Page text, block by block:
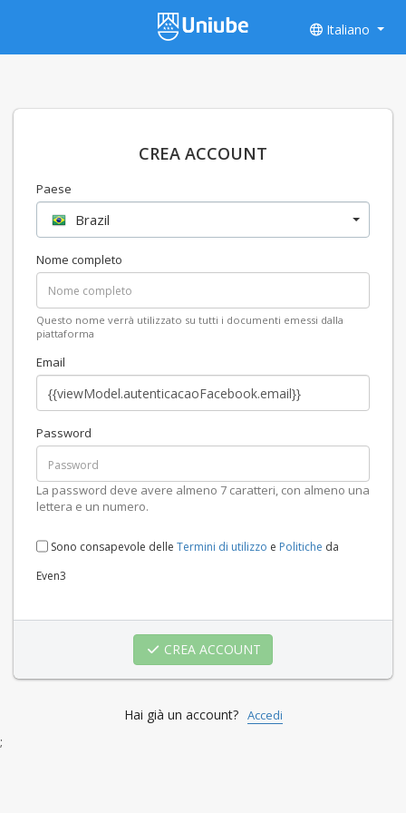
Italiano
CREA ACCOUNT
Paese
Brazil
Nome completo
Questo nome verrà utilizzato su tutti i documenti emessi dalla
piattaforma
Email
Password
La password deve avere almeno 7 caratteri, con almeno una
lettera e un numero.
Sono consapevole delle Termini di utilizzo e Politiche da
Even3
CREA ACCOUNT
Hai già un account? Accedi
;